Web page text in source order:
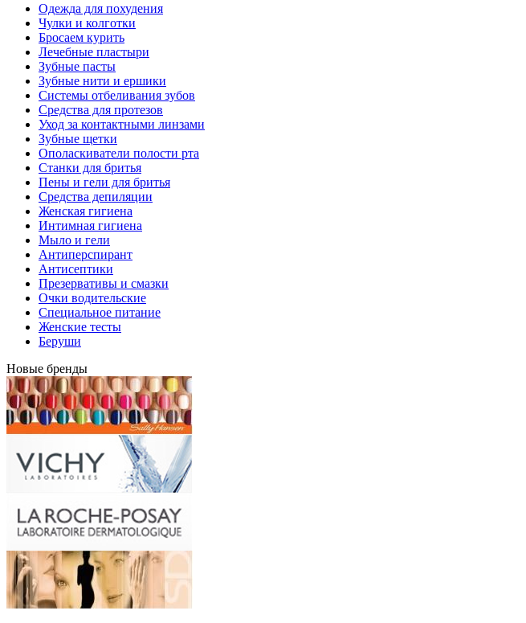
Одежда для похудения
Чулки и колготки
Бросаем курить
Лечебные пластыри
Зубные пасты
Зубные нити и ершики
Системы отбеливания зубов
Средства для протезов
Уход за контактными линзами
Зубные щетки
Ополаскиватели полости рта
Станки для бритья
Пены и гели для бритья
Средства депиляции
Женская гигиена
Интимная гигиена
Мыло и гели
Антиперспирант
Антисептики
Презервативы и смазки
Очки водительские
Специальное питание
Женские тесты
Беруши
Новые бренды